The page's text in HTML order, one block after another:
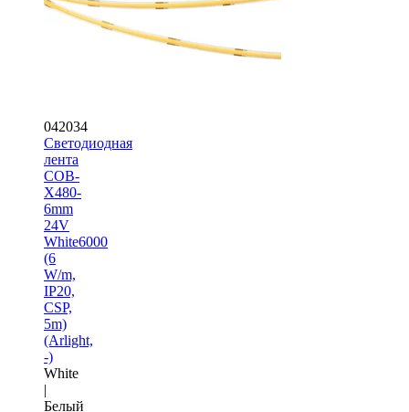
042034
Светодиодная
лента
COB-
X480-
6mm
24V
White6000
(6
W/m,
IP20,
CSP,
5m)
(Arlight,
-)
White
|
Белый